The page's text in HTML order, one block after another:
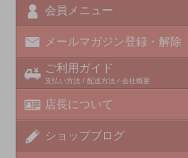
会員メニュー
メールマガジン登録・解除
ご利用ガイド
支払い方法 / 配送方法 / 会社概要
店長について
ショップブログ